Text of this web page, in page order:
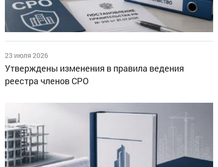
23 июля 2026
Утверждены изменения в правила ведения
реестра членов СРО